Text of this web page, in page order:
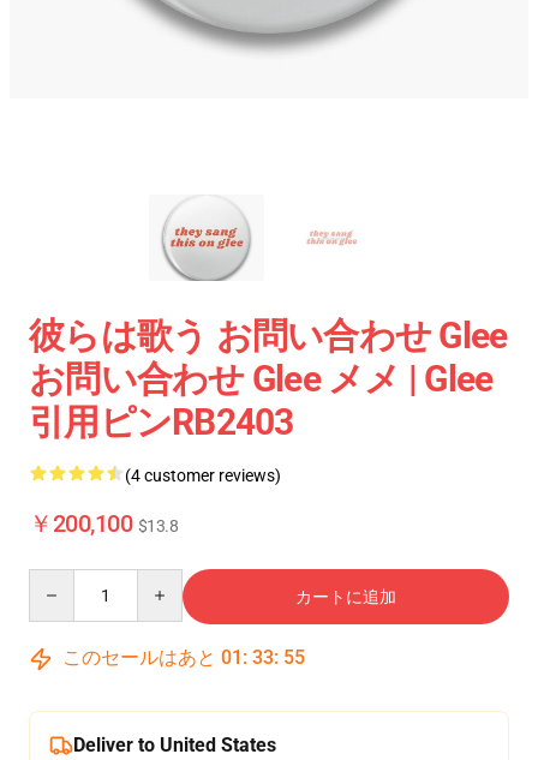
彼らは歌う お問い合わせ Glee
お問い合わせ Glee メメ | Glee
引用ピンRB2403
(4 customer reviews)
￥200,100 $13.8
カートに追加
このセールはあと 01 : 33: 54
Deliver to United States